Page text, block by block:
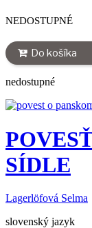
NEDOSTUPNÉ
Do košíka
nedostupné
SÍDLE
Lagerlöfová Selma
slovenský jazyk